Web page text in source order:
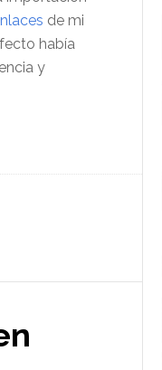
de mi
había
y